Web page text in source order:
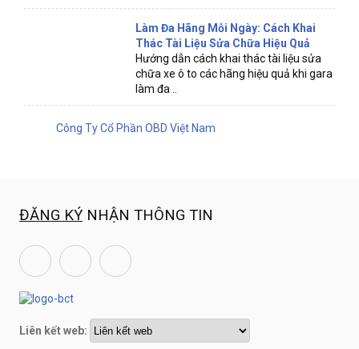
Làm Đa Hãng Mỗi Ngày: Cách Khai
Thác Tài Liệu Sửa Chữa Hiệu Quả
Hướng dẫn cách khai thác tài liệu sửa
chữa xe ô to các hãng hiệu quả khi gara
làm đa ..
Công Ty Cổ Phần OBD Việt Nam
ĐĂNG KÝ NHẬN THÔNG TIN
Liên kết web: